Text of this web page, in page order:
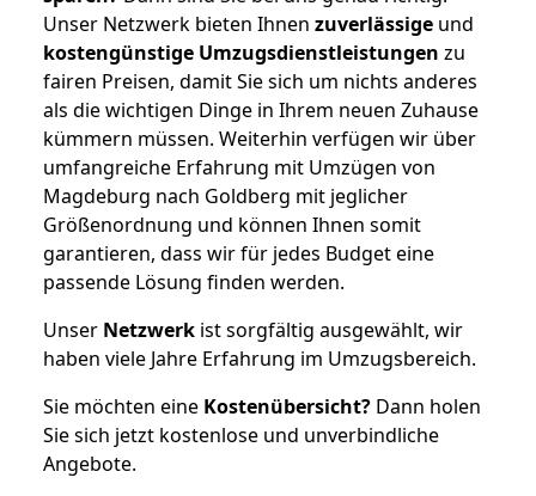
Unser Netzwerk bieten Ihnen zuverlässige und
kostengünstige Umzugsdienstleistungen zu
fairen Preisen, damit Sie sich um nichts anderes
als die wichtigen Dinge in Ihrem neuen Zuhause
kümmern müssen. Weiterhin verfügen wir über
umfangreiche Erfahrung mit Umzügen von
Magdeburg nach Goldberg mit jeglicher
Größenordnung und können Ihnen somit
garantieren, dass wir für jedes Budget eine
passende Lösung finden werden.
Unser Netzwerk ist sorgfältig ausgewählt, wir
haben viele Jahre Erfahrung im Umzugsbereich.
Sie möchten eine Kostenübersicht? Dann holen
Sie sich jetzt kostenlose und unverbindliche
Angebote.